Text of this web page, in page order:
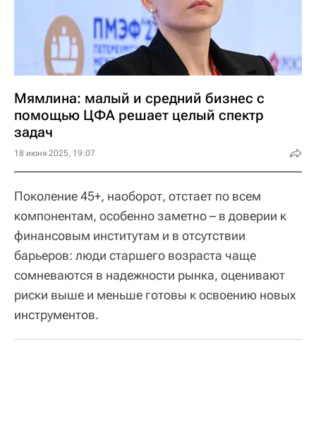
Мямлина: малый и средний бизнес с
помощью ЦФА решает целый спектр
задач
18 июня 2025, 19:07
Поколение 45+, наоборот, отстает по всем
компонентам, особенно заметно – в доверии к
финансовым институтам и в отсутствии
барьеров: люди старшего возраста чаще
сомневаются в надежности рынка, оценивают
риски выше и меньше готовы к освоению новых
инструментов.